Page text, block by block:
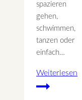
spazieren
gehen,
schwimmen,
tanzen oder
einfach…
Weiterlesen
Sport